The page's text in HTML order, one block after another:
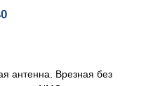
антенна. Врезная без